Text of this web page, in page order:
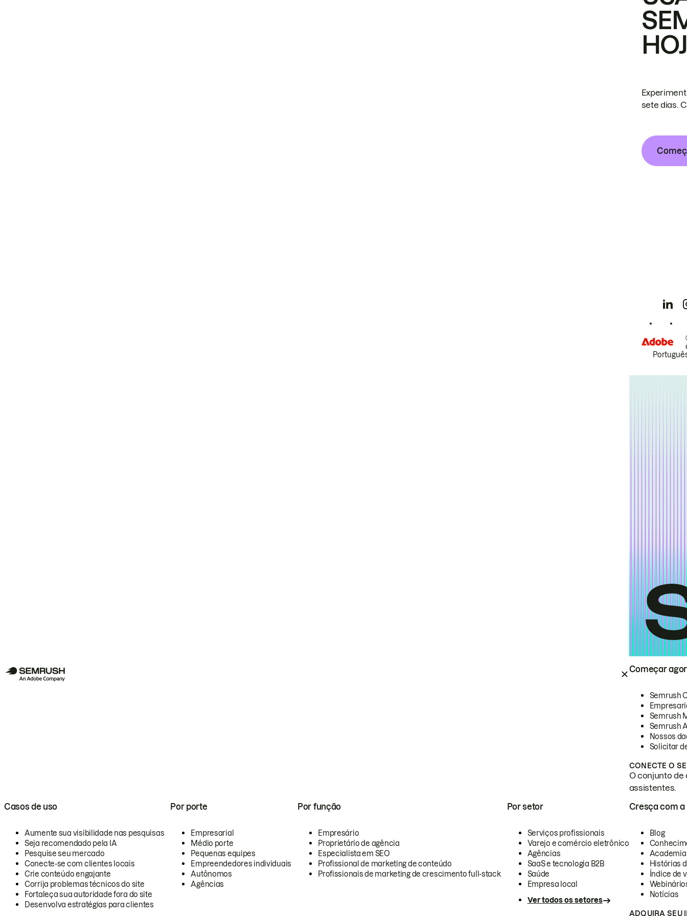
Começar
Semrush
Semrush
Semrush
Nossos
Solicitar
CONECTE O
O conjunto de
assistentes.
Casos de uso
Aumente sua visibilidade nas pesquisas
Seja recomendado pela IA
Pesquise seu mercado
Conecte-se com clientes locais
Crie conteúdo engajante
Corrija problemas técnicos do site
Fortaleça sua autoridade fora do site
Desenvolva estratégias para clientes
Por porte
Empresarial
Médio porte
Pequenas equipes
Empreendedores individuais
Autônomos
Agências
Por função
Empresário
Proprietário de agência
Especialista em SEO
Profissional de marketing de conteúdo
Profissionais de marketing de crescimento full-stack
Por setor
Serviços profissionais
Varejo e comércio eletrônico
Agências
SaaS e tecnologia B2B
Saúde
Empresa local
Ver todos os setores
Cresça com a
Blog
Academia
Histórias
Índice de
Notícias
ADQUIRA SEU
sete dias.